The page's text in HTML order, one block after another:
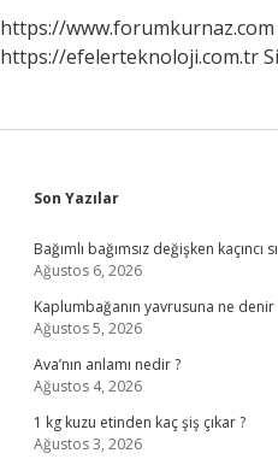
https://www.forumkurnaz.com
https://efelerteknoloji.com.tr
Sidebar
Son Yazılar
Bağımlı bağımsız değişken kaçıncı
Ağustos 6, 2026
Kaplumbağanın yavrusuna ne denir
Ağustos 5, 2026
Ava’nın anlamı nedir ?
Ağustos 4, 2026
1 kg kuzu etinden kaç şiş çıkar ?
Ağustos 3, 2026